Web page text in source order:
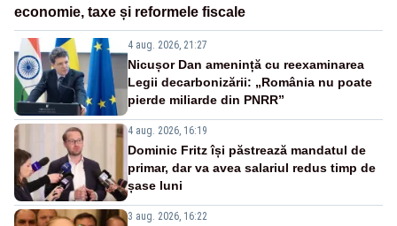
economie, taxe și reformele fiscale
4 aug. 2026, 21:27
Nicușor Dan amenință cu reexaminarea
Legii decarbonizării: „România nu poate
pierde miliarde din PNRR”
4 aug. 2026, 16:19
Dominic Fritz își păstrează mandatul de
primar, dar va avea salariul redus timp de
șase luni
3 aug. 2026, 16:22